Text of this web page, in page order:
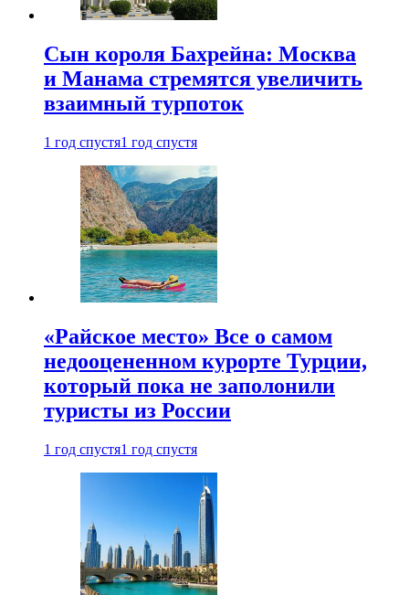
Сын короля Бахрейна: Москва
и Манама стремятся увеличить
взаимный турпоток
1 год спустя1 год спустя
«Райское место» Все о самом
недооцененном курорте Турции,
который пока не заполонили
туристы из России
1 год спустя1 год спустя